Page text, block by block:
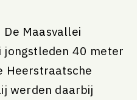
De Maasvallei
40 meter
Heerstraatsche
werden daarbij